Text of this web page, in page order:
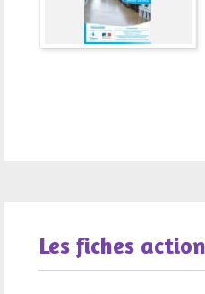
Les fiches